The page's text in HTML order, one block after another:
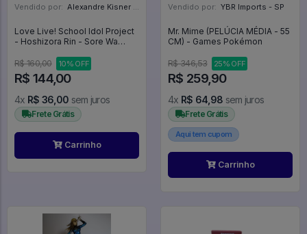
Vendido por: Alexandre Kisner - PR
Love Live! School Idol Project
- Hoshizora Rin - Sore Wa
Figure (sega) - Love Live!
School Idol Project
R$ 160,00 10% OFF
R$ 144,00
4x R$ 36,00 sem juros
Frete Grátis
Carrinho
Vendido por: YBR Imports - SP
Mr. Mime (PELÚCIA MÉDIA - 55
CM) - Games Pokémon
R$ 346,53 25% OFF
R$ 259,90
4x R$ 64,98 sem juros
Frete Grátis
Aqui tem cupom
Carrinho